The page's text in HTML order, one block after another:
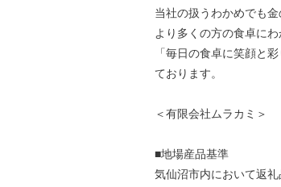
当社の扱うわかめでも
より多くの方の食卓に
「毎日の食卓に笑顔と
ております。
＜有限会社ムラカミ＞
■地場産品基準
気仙沼市内において返